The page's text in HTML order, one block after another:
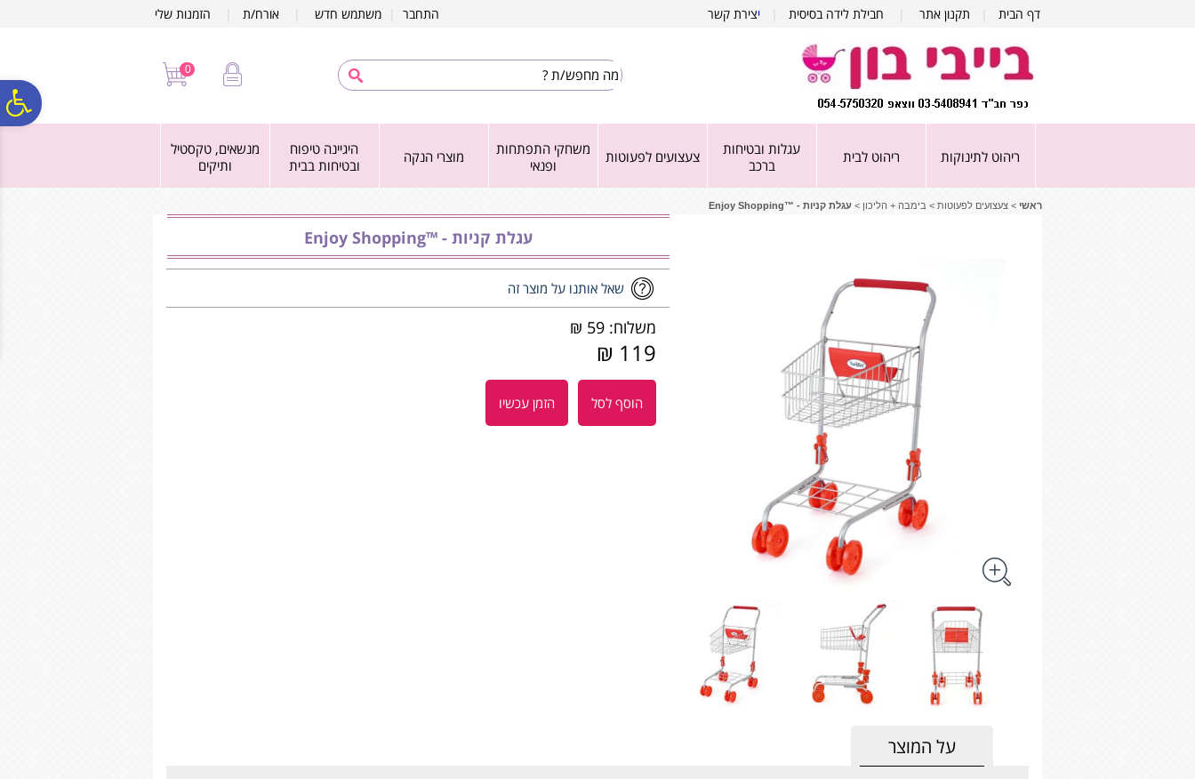
דף הבית תקנון אתר חבילת לידה בסיסית יצירת קשר התחבר משתמש חדש אורח/ת הזמנות שלי
0
ריהוט לתינוקות ריהוט לבית
עגלות ובטיחות
ברכב
צעצועים לפעוטות
משחקי התפתחות
ופנאי
מוצרי הנקה
היגיינה טיפוח
ובטיחות בבית
מנשאים, טקסטיל
ותיקים
ראשי > צעצועים לפעוטות > בימבה + הליכון > עגלת קניות - ™Enjoy Shopping
עגלת קניות - ™Enjoy Shopping
שאל אותנו על מוצר זה
משלוח: 59 ₪
119 ₪
הוסף לסל הזמן עכשיו
על המוצר